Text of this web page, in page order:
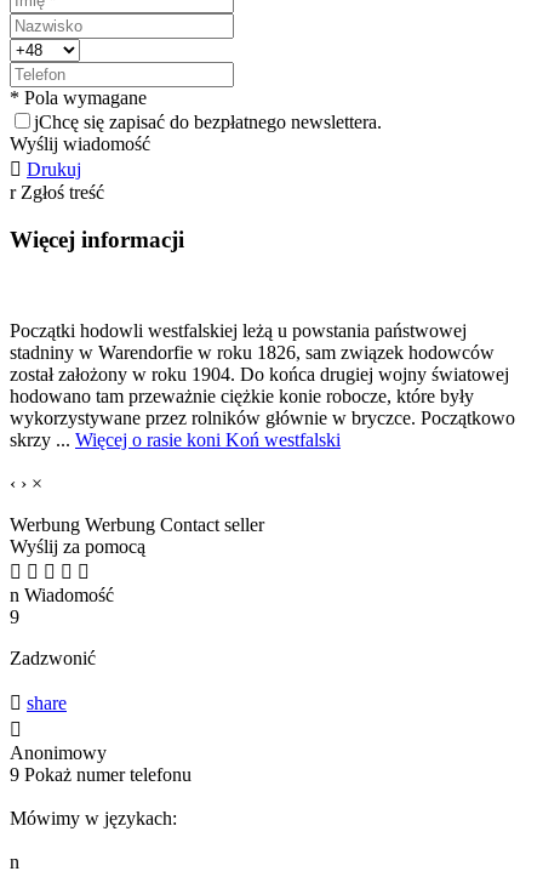
* Pola wymagane
jChcę się zapisać do bezpłatnego newslettera.
Wyślij wiadomość
 Drukuj
r Zgłoś treść
Więcej informacji
Początki hodowli westfalskiej leżą u powstania państwowej
stadniny w Warendorfie w roku 1826, sam związek hodowców
został założony w roku 1904. Do końca drugiej wojny światowej
hodowano tam przeważnie ciężkie konie robocze, które były
wykorzystywane przez rolników głównie w bryczce. Początkowo
skrzy ... Więcej o rasie koni Koń westfalski
‹ › ×
Werbung Werbung Contact seller
Wyślij za pomocą
    
n Wiadomość
9
Zadzwonić
 share

Anonimowy
9 Pokaż numer telefonu
Mówimy w językach:
n